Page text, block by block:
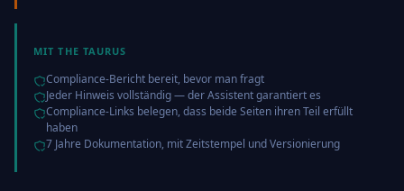
MIT THE TAURUS
Compliance-Bericht bereit, bevor man fragt
Jeder Hinweis vollständig — der Assistent garantiert es
Compliance-Links belegen, dass beide Seiten ihren Teil erfüllt
haben
7 Jahre Dokumentation, mit Zeitstempel und Versionierung